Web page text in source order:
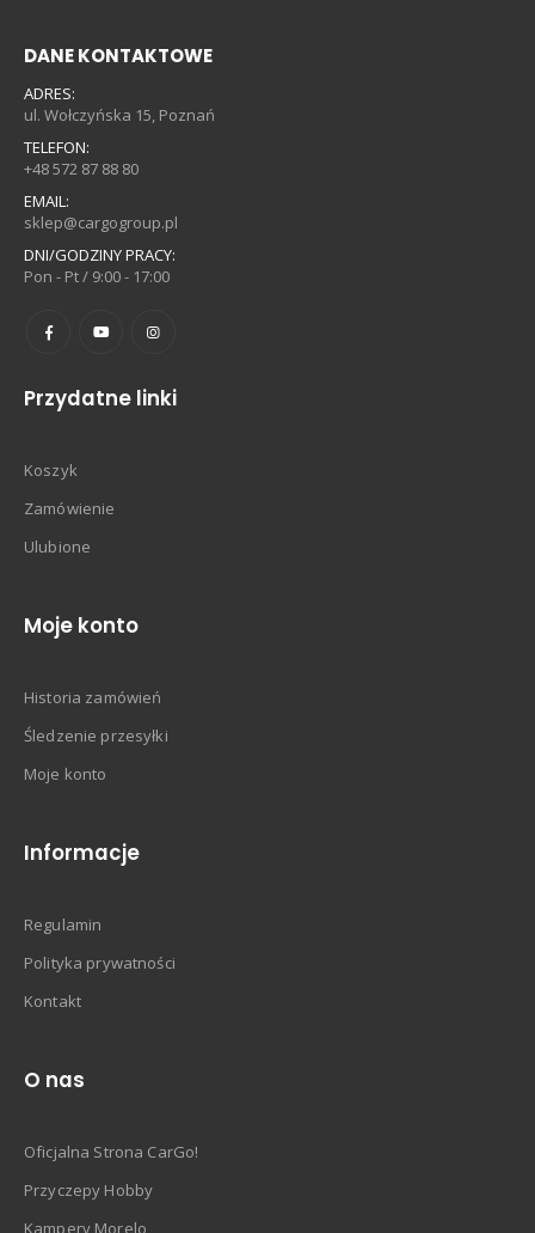
DANE KONTAKTOWE
ADRES:
ul. Wołczyńska 15, Poznań
TELEFON:
+48 572 87 88 80
EMAIL:
sklep@cargogroup.pl
DNI/GODZINY PRACY:
Pon - Pt / 9:00 - 17:00
Przydatne linki
Koszyk
Zamówienie
Ulubione
Moje konto
Historia zamówień
Śledzenie przesyłki
Moje konto
Informacje
Regulamin
Polityka prywatności
Kontakt
O nas
Oficjalna Strona CarGo!
Przyczepy Hobby
Kampery Morelo